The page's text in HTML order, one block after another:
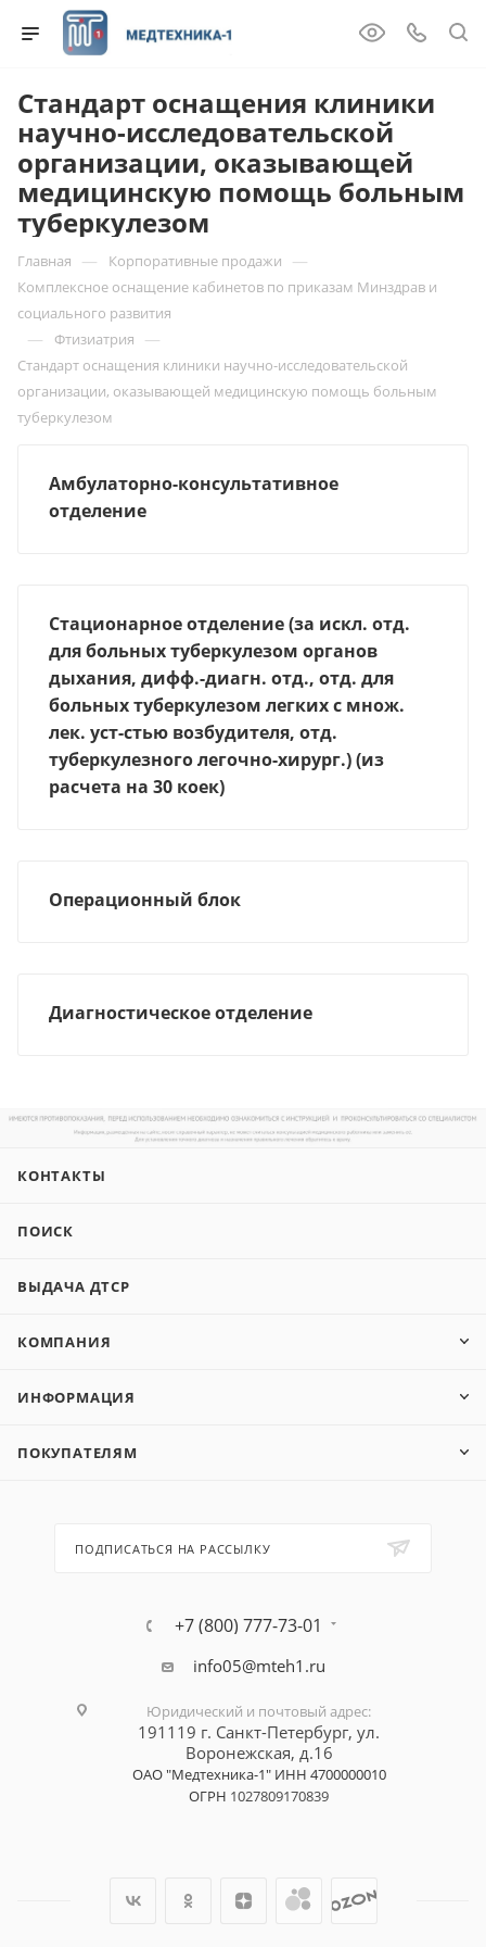
Стандарт оснащения клиники
научно-исследовательской
организации, оказывающей
медицинскую помощь больным
туберкулезом
Главная — Корпоративные продажи —
Комплексное оснащение кабинетов по приказам Минздрав и
социального развития
— Фтизиатрия —
Стандарт оснащения клиники научно-исследовательской
организации, оказывающей медицинскую помощь больным
туберкулезом
Амбулаторно-консультативное
отделение
Стационарное отделение (за искл. отд.
для больных туберкулезом органов
дыхания, дифф.-диагн. отд., отд. для
больных туберкулезом легких с множ.
лек. уст-стью возбудителя, отд.
туберкулезного легочно-хирург.) (из
расчета на 30 коек)
Операционный блок
Диагностическое отделение
КОНТАКТЫ
ПОИСК
ВЫДАЧА ДТСР
КОМПАНИЯ
ИНФОРМАЦИЯ
ПОКУПАТЕЛЯМ
ПОДПИСАТЬСЯ НА РАССЫЛКУ
+7 (800) 777-73-01
info05@mteh1.ru
Юридический и почтовый адрес:
191119 г. Санкт-Петербург, ул.
Воронежская, д.16
ОАО "Медтехника-1" ИНН 4700000010
ОГРН 1027809170839